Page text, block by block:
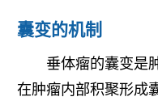
囊变的机制
垂体瘤的囊变是
在肿瘤内部积聚形成